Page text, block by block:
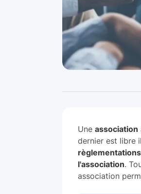
Une association
dernier est libre
règlementations
l'association.
association